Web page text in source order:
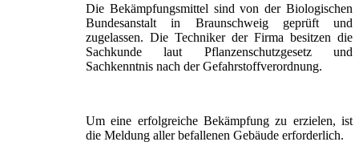
Die Bekämpfungsmittel sind von der Biologischen
Bundesanstalt in Braunschweig geprüft und
zugelassen. Die Techniker der Firma besitzen die
Sachkunde laut Pflanzenschutzgesetz und
Sachkenntnis nach der Gefahrstoffverordnung.
Um eine erfolgreiche Bekämpfung zu erzielen, ist
die Meldung aller befallenen Gebäude erforderlich.